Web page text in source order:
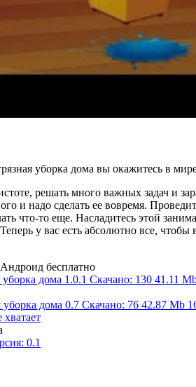
уборка дома вы окажитесь в
решать много важных задач и
и надо сделать ее вовремя.
что-то еще. Насладитесь этой
у вас есть абсолютно все,
бесплатно
дома 1.0.1 Скачано: 130 41.11
уборка дома 0.7 Скачано: 76 42.87 Mb